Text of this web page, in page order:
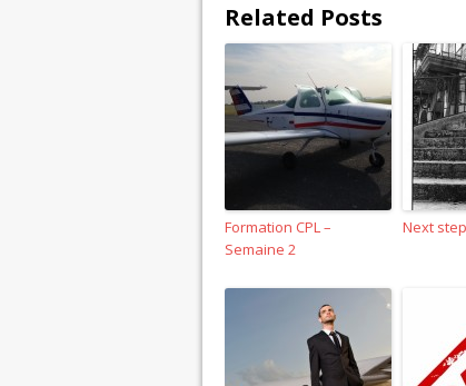
Related Posts
Formation CPL –
Semaine 2
Next step